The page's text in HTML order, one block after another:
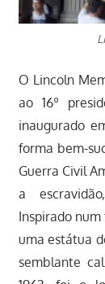
O Lincoln
ao 16º
inaugurado
forma bem-
Guerra Civil
a
Inspirado
uma estátua
semblante